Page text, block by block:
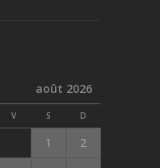
août 2026
V S D
1
2